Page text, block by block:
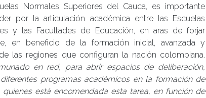
Normales Superiores del Cauca, es importante
por la articulación académica entre las Escuelas
y las Facultades de Educación, en aras de forjar
en beneficio de la formación inicial, avanzada y
las regiones que configuran la nación colombiana.
en red, para abrir espacios de deliberación,
programas académicos en la formación de
está encomendada esta tarea, en función de